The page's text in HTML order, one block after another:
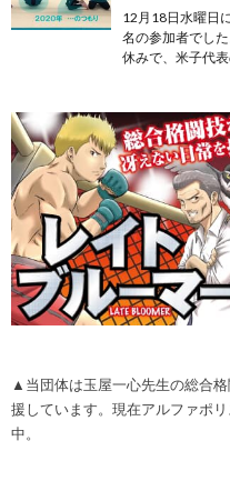
12月18日水曜日
名の参加者でし
休みで、米子代
▲当団体は玉屋一心先生の総合
援しています。現在アルファポ
中。